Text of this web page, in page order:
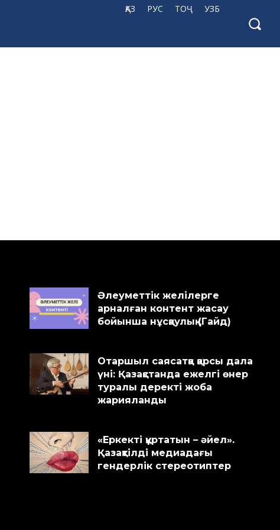
ҚАЗ РУС ТОҶ УЗБ
Әлеуметтік желілерге
арналған контент жасау
бойынша нұсқаулық (Гайд)
Отаршыл саясатқа қарсы дала
үні: Қазақстанда ежелгі өнер
туралы деректі жоба
жарияланды
«Еркекті құртатын – әйел».
Қазақтілді медиадағы
гендерлік стереотиптер